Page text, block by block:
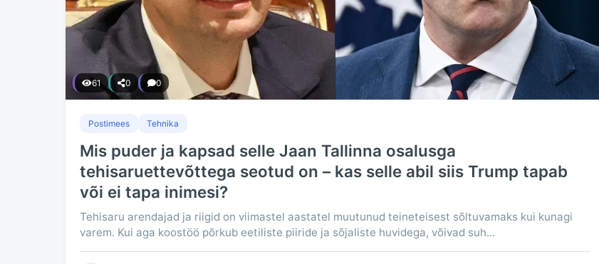
61 0 0
Postimees Tehnika
Mis puder ja kapsad selle Jaan Tallinna osalusga
tehisaruettevõttega seotud on – kas selle abil siis Trump tapab
või ei tapa inimesi?
Tehisaru arendajad ja riigid on viimastel aastatel muutunud teineteisest sõltuvamaks kui kunagi
varem. Kui aga koostöö põrkub eetiliste piiride ja sõjaliste huvidega, võivad suh...